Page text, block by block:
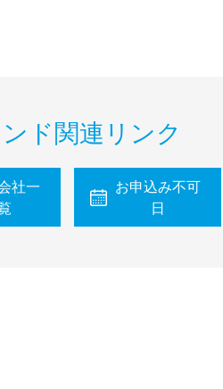
ド関連リンク
社一
お申込み不可
日